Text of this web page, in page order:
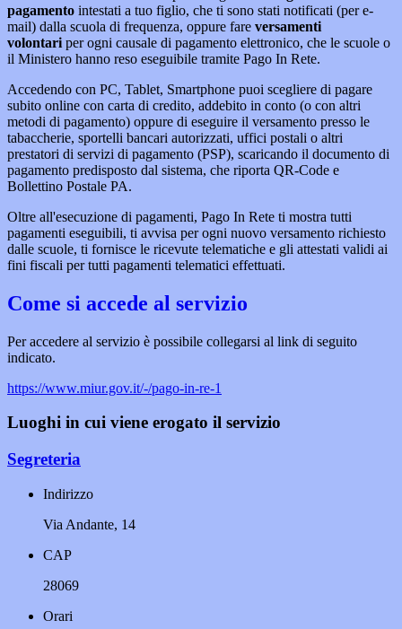
pagamento intestati a tuo figlio, che ti sono stati notificati (per e-
mail) dalla scuola di frequenza, oppure fare versamenti
volontari per ogni causale di pagamento elettronico, che le scuole o
il Ministero hanno reso eseguibile tramite Pago In Rete.
Accedendo con PC, Tablet, Smartphone puoi scegliere di pagare
subito online con carta di credito, addebito in conto (o con altri
metodi di pagamento) oppure di eseguire il versamento presso le
tabaccherie, sportelli bancari autorizzati, uffici postali o altri
prestatori di servizi di pagamento (PSP), scaricando il documento di
pagamento predisposto dal sistema, che riporta QR-Code e
Bollettino Postale PA.
Oltre all'esecuzione di pagamenti, Pago In Rete ti mostra tutti
pagamenti eseguibili, ti avvisa per ogni nuovo versamento richiesto
dalle scuole, ti fornisce le ricevute telematiche e gli attestati validi ai
fini fiscali per tutti pagamenti telematici effettuati.
Come si accede al servizio
Per accedere al servizio è possibile collegarsi al link di seguito
indicato.
https://www.miur.gov.it/-/pago-in-re-1
Luoghi in cui viene erogato il servizio
Segreteria
Indirizzo
Via Andante, 14
CAP
28069
Orari